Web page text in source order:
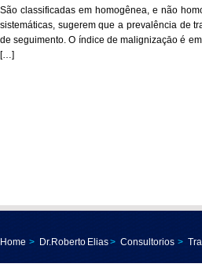
São classificadas em homogênea, e não
sistemáticas, sugerem que a prevalência de
de seguimento. O índice de malignizaçāo é
[…]
Home > Dr.Roberto Elias> Consultorios >